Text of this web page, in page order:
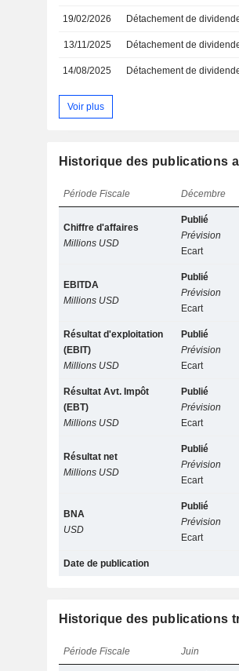
19/02/2026 Détachement de
13/11/2025 Détachement de
14/08/2025 Détachement de
Voir plus
Historique des publications
Période Fiscale Décembre
Chiffre d'affaires
Millions USD
Publié
Prévision
Ecart
EBITDA
Millions USD
Publié
Prévision
Ecart
Résultat d'exploitation
(EBIT)
Millions USD
Publié
Prévision
Ecart
Résultat Avt. Impôt
(EBT)
Millions USD
Publié
Prévision
Ecart
Résultat net
Millions USD
Publié
Prévision
Ecart
BNA
USD
Publié
Prévision
Ecart
Date de publication
Historique des publications
Période Fiscale Juin